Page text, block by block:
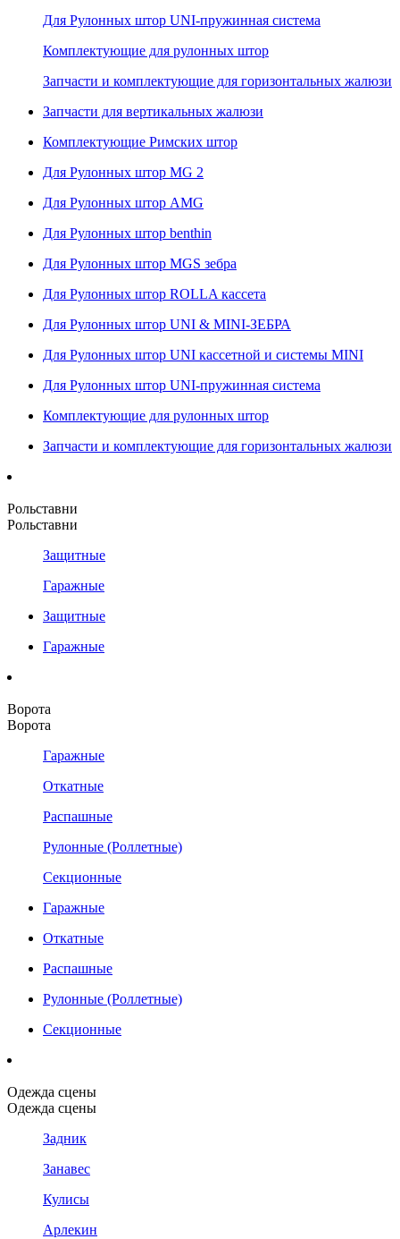
Для Рулонных штор UNI-пружинная система
Комплектующие для рулонных штор
Запчасти и комплектующие для горизонтальных жалюзи
Запчасти для вертикальных жалюзи
Комплектующие Римских штор
Для Рулонных штор MG 2
Для Рулонных штор AMG
Для Рулонных штор benthin
Для Рулонных штор MGS зебра
Для Рулонных штор ROLLA кассета
Для Рулонных штор UNI & MINI-ЗЕБРА
Для Рулонных штор UNI кассетной и системы MINI
Для Рулонных штор UNI-пружинная система
Комплектующие для рулонных штор
Запчасти и комплектующие для горизонтальных жалюзи
Рольставни
Рольставни
Защитные
Гаражные
Защитные
Гаражные
Ворота
Ворота
Гаражные
Откатные
Распашные
Рулонные (Роллетные)
Секционные
Гаражные
Откатные
Распашные
Рулонные (Роллетные)
Секционные
Одежда сцены
Одежда сцены
Задник
Занавес
Кулисы
Арлекин